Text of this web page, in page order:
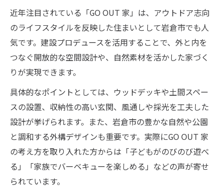
近年注目されている「GO OUT 家」は、アウトドア志向
のライフスタイルを反映した住まいとして岩倉市でも人
気です。建設プロデュースを活用することで、外と内を
つなぐ開放的な空間設計や、自然素材を活かした家づく
りが実現できます。
具体的なポイントとしては、ウッドデッキや土間スペー
スの設置、収納性の高い玄関、風通しや採光を工夫した
設計が挙げられます。また、岩倉市の豊かな自然や公園
と調和する外構デザインも重要です。実際にGO OUT 家
の考え方を取り入れた方からは「子どもがのびのび遊べ
る」「家族でバーベキューを楽しめる」などの声が寄せ
られています。